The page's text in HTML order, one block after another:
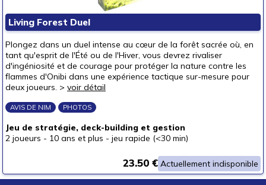
Living Forest Duel
Plongez dans un duel intense au cœur de la forêt sacrée où, en
tant qu'esprit de l'Été ou de l'Hiver, vous devrez rivaliser
d'ingéniosité et de courage pour protéger la nature contre les
flammes d'Onibi dans une expérience tactique sur-mesure pour
deux joueurs. > voir détail
AVIS DE NIM PHOTOS
Jeu de stratégie, deck-building et gestion
2 joueurs - 10 ans et plus - jeu rapide (<30 min)
Actuellement indisponible
23.50 €